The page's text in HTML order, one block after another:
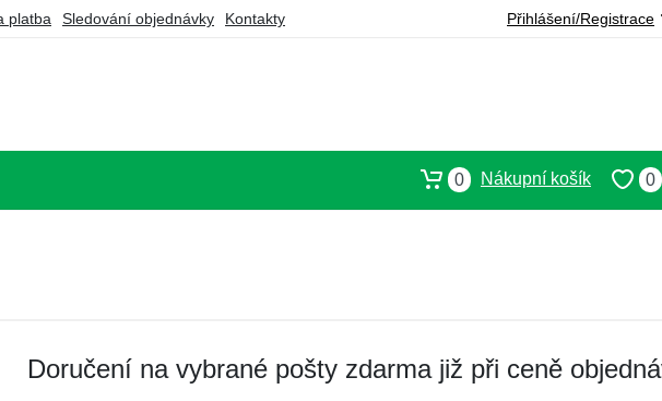
platba Sledování objednávky Kontakty Přihlášení/Registrace
0
0 Nákupní košík
Doručení na vybrané pošty zdarma již při ceně